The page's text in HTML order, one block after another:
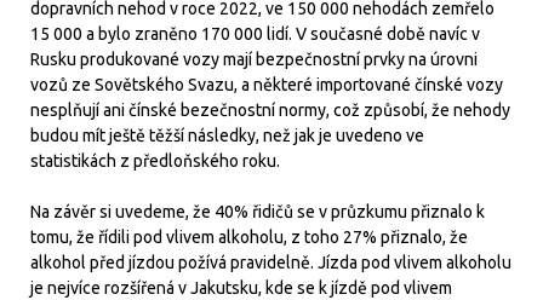
dopravních nehod v roce 2022, ve 150 000 nehodách zemřelo
15 000 a bylo zraněno 170 000 lidí. V současné době navíc v
Rusku produkované vozy mají bezpečnostní prvky na úrovni
vozů ze Sovětského Svazu, a některé importované čínské vozy
nesplňují ani čínské bezečnostní normy, což způsobí, že nehody
budou mít ještě těžší následky, než jak je uvedeno ve
statistikách z předloňského roku.
Na závěr si uvedeme, že 40% řidičů se v průzkumu přiznalo k
tomu, že řídili pod vlivem alkoholu, z toho 27% přiznalo, že
alkohol před jízdou požívá pravidelně. Jízda pod vlivem alkoholu
je nejvíce rozšířená v Jakutsku, kde se k jízdě pod vlivem